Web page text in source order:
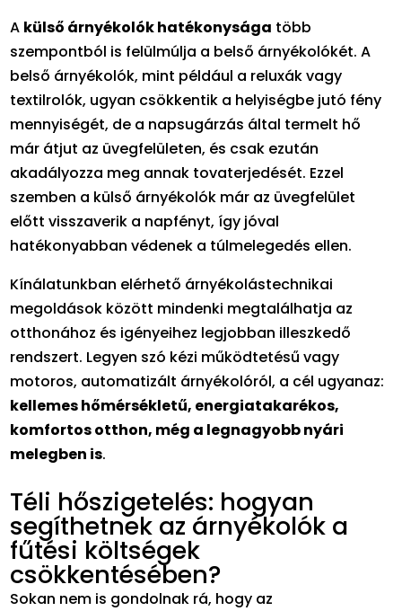
A külső árnyékolók hatékonysága több
szempontból is felülmúlja a belső árnyékolókét. A
belső árnyékolók, mint például a reluxák vagy
textilrolók, ugyan csökkentik a helyiségbe jutó fény
mennyiségét, de a napsugárzás által termelt hő
már átjut az üvegfelületen, és csak ezután
akadályozza meg annak tovaterjedését. Ezzel
szemben a külső árnyékolók már az üvegfelület
előtt visszaverik a napfényt, így jóval
hatékonyabban védenek a túlmelegedés ellen.
Kínálatunkban elérhető árnyékolástechnikai
megoldások között mindenki megtalálhatja az
otthonához és igényeihez legjobban illeszkedő
rendszert. Legyen szó kézi működtetésű vagy
motoros, automatizált árnyékolóról, a cél ugyanaz:
kellemes hőmérsékletű, energiatakarékos,
komfortos otthon, még a legnagyobb nyári
melegben is.
Téli hőszigetelés: hogyan
segíthetnek az árnyékolók a
fűtési költségek
csökkentésében?
Sokan nem is gondolnak rá, hogy az